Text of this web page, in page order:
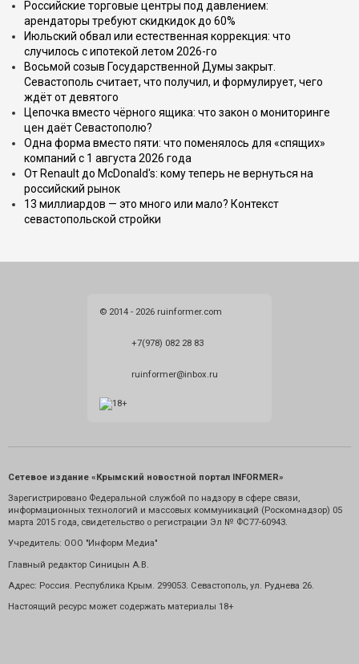
Российские торговые центры под давлением:
арендаторы требуют скидкидок до 60%
Июльский обвал или естественная коррекция: что
случилось с ипотекой летом 2026-го
Восьмой созыв Государственной Думы закрыт.
Севастополь считает, что получил, и формулирует, чего
ждёт от девятого
Цепочка вместо чёрного ящика: что закон о мониторинге
цен даёт Севастополю?
Одна форма вместо пяти: что поменялось для «спящих»
компаний с 1 августа 2026 года
От Renault до McDonald's: кому теперь не вернуться на
российский рынок
13 миллиардов — это много или мало? Контекст
севастопольской стройки
© 2014 - 2026 ruinformer.com
+7(978) 082 28 83
ruinformer@inbox.ru
Сетевое издание «Крымский новостной портал INFORMER»
Зарегистрировано Федеральной службой по надзору в сфере связи,
информационных технологий и массовых коммуникаций (Роскомнадзор) 05
марта 2015 года, свидетельство о регистрации Эл № ФС77-60943.
Учредитель: ООО "Информ Медиа"
Главный редактор Синицын А.В.
Адрес: Россия. Республика Крым. 299053. Севастополь, ул. Руднева 26.
Настоящий ресурс может содержать материалы 18+